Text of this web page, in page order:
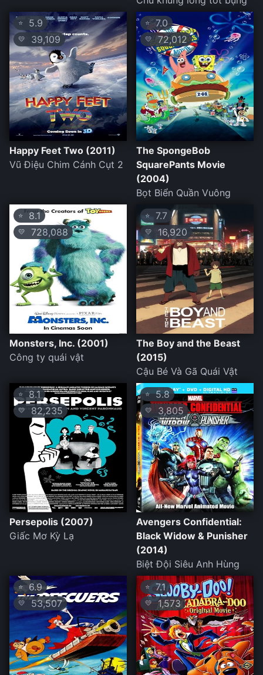
⭐ 5.9
💛 39,109
Happy Feet Two (2011)
Vũ Điệu Chim Cánh Cụt 2
⭐ 7.0
💛 72,012
The SpongeBob
SquarePants Movie
(2004)
Bọt Biển Quần Vuông
⭐ 8.1
💛 728,088
Monsters, Inc. (2001)
Công ty quái vật
⭐ 7.7
💛 16,920
The Boy and the Beast
(2015)
Cậu Bé Và Gã Quái Vật
⭐ 8.1
💛 82,235
Persepolis (2007)
Giấc Mơ Kỳ Lạ
⭐5.8
💛3,805
Avengers Confidential:
Black Widow & Punisher
(2014)
Biệt Đội Siêu Anh Hùng
⭐6.9
💛 53,507
⭐7.1
💛1,573